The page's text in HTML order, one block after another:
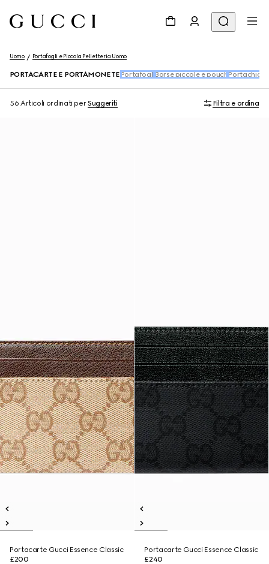
Uomo Portafogli e Piccola Pelletteria Uomo
PORTACARTE E PORTAMONETE Portafogli Borse piccole e pouch Portachiavi
56 Articoli ordinati perSuggeriti Filtra e ordina
Portacarte Gucci Essence Classic
£200
Portacarte Gucci Essence Classic
£240